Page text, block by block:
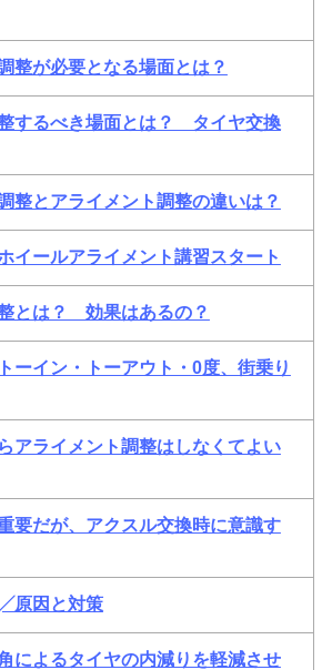
整が必要となる場面とは？
するべき場面とは？ タイヤ交換
整とアライメント調整の違いは？
イールアライメント講習スタート
とは？ 効果はあるの？
ーイン・トーアウト・0度、街乗り
アライメント調整はしなくてよい
要だが、アクスル交換時に意識す
原因と対策
によるタイヤの内減りを軽減させ